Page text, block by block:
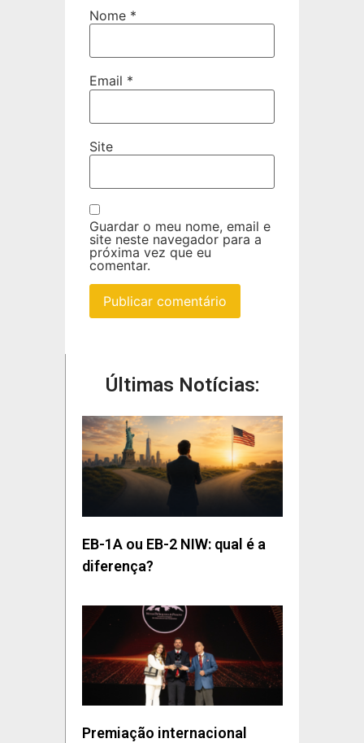
Nome *
Email *
Site
Guardar o meu nome, email e
site neste navegador para a
próxima vez que eu
comentar.
Últimas Notícias:
EB-1A ou EB-2 NIW: qual é a
diferença?
Premiação internacional